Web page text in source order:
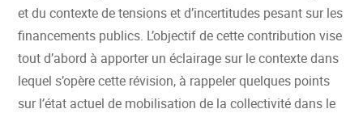
et du contexte de tensions et d’incertitudes pesant sur les
financements publics. L’objectif de cette contribution vise
tout d’abord à apporter un éclairage sur le contexte dans
lequel s’opère cette révision, à rappeler quelques points
sur l’état actuel de mobilisation de la collectivité dans le